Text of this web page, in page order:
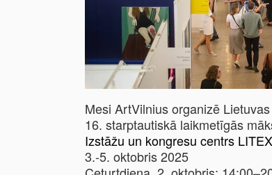
Mesi ArtVilnius organizē
16. starptautiskā laikmetīgās
Izstāžu un kongresu centrs
3.-5. oktobris 2025